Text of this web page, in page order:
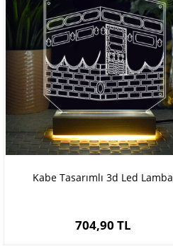
Kabe Tasarımlı 3d Led Lamba
704,90 TL